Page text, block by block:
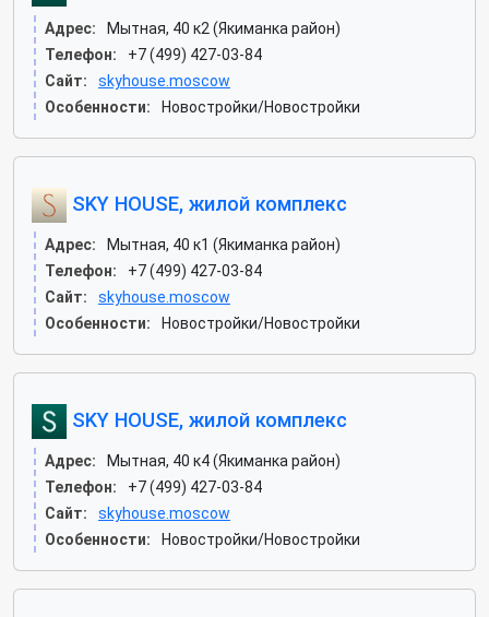
Адрес:
Мытная, 40 к2 (Якиманка район)
Телефон:
+7 (499) 427-03-84
Сайт:
skyhouse.moscow
Особенности:
Новостройки/Новостройки
SKY HOUSE, жилой комплекс
Адрес:
Мытная, 40 к1 (Якиманка район)
Телефон:
+7 (499) 427-03-84
Сайт:
skyhouse.moscow
Особенности:
Новостройки/Новостройки
SKY HOUSE, жилой комплекс
Адрес:
Мытная, 40 к4 (Якиманка район)
Телефон:
+7 (499) 427-03-84
Сайт:
skyhouse.moscow
Особенности:
Новостройки/Новостройки